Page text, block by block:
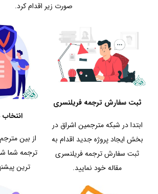
صورت زیر اقدام کرد.
ثبت سفارش ترجمه فریلنسری
ابتدا در شبکه مترجمین اشراق در
بخش ایجاد پروژه جدید اقدام به
ثبت سفارش ترجمه فریلنسری
مقاله خود نمایید.
از بین
ترجمه شما
ترین